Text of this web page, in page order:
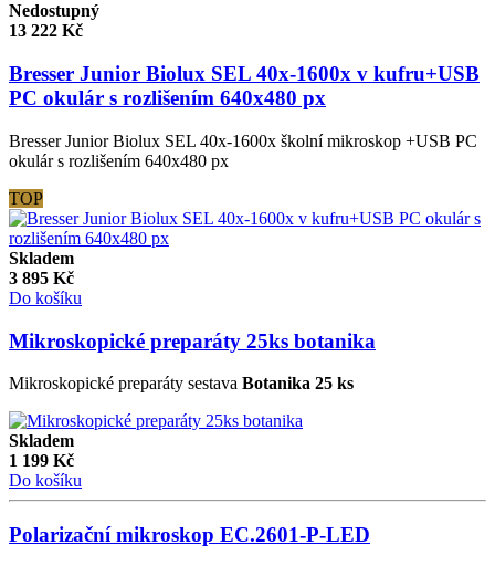
Nedostupný
13 222 Kč
Bresser Junior Biolux SEL 40x-1600x v kufru+USB
PC okulár s rozlišením 640x480 px
Bresser Junior Biolux SEL 40x-1600x školní mikroskop +USB PC
okulár s rozlišením 640x480 px
TOP
Skladem
3 895 Kč
Do košíku
Mikroskopické preparáty 25ks botanika
Mikroskopické preparáty sestava Botanika 25 ks
Skladem
1 199 Kč
Do košíku
Polarizační mikroskop EC.2601-P-LED